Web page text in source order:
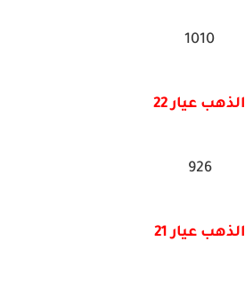
1010
الذهب عيار 22
926
الذهب عيار 21